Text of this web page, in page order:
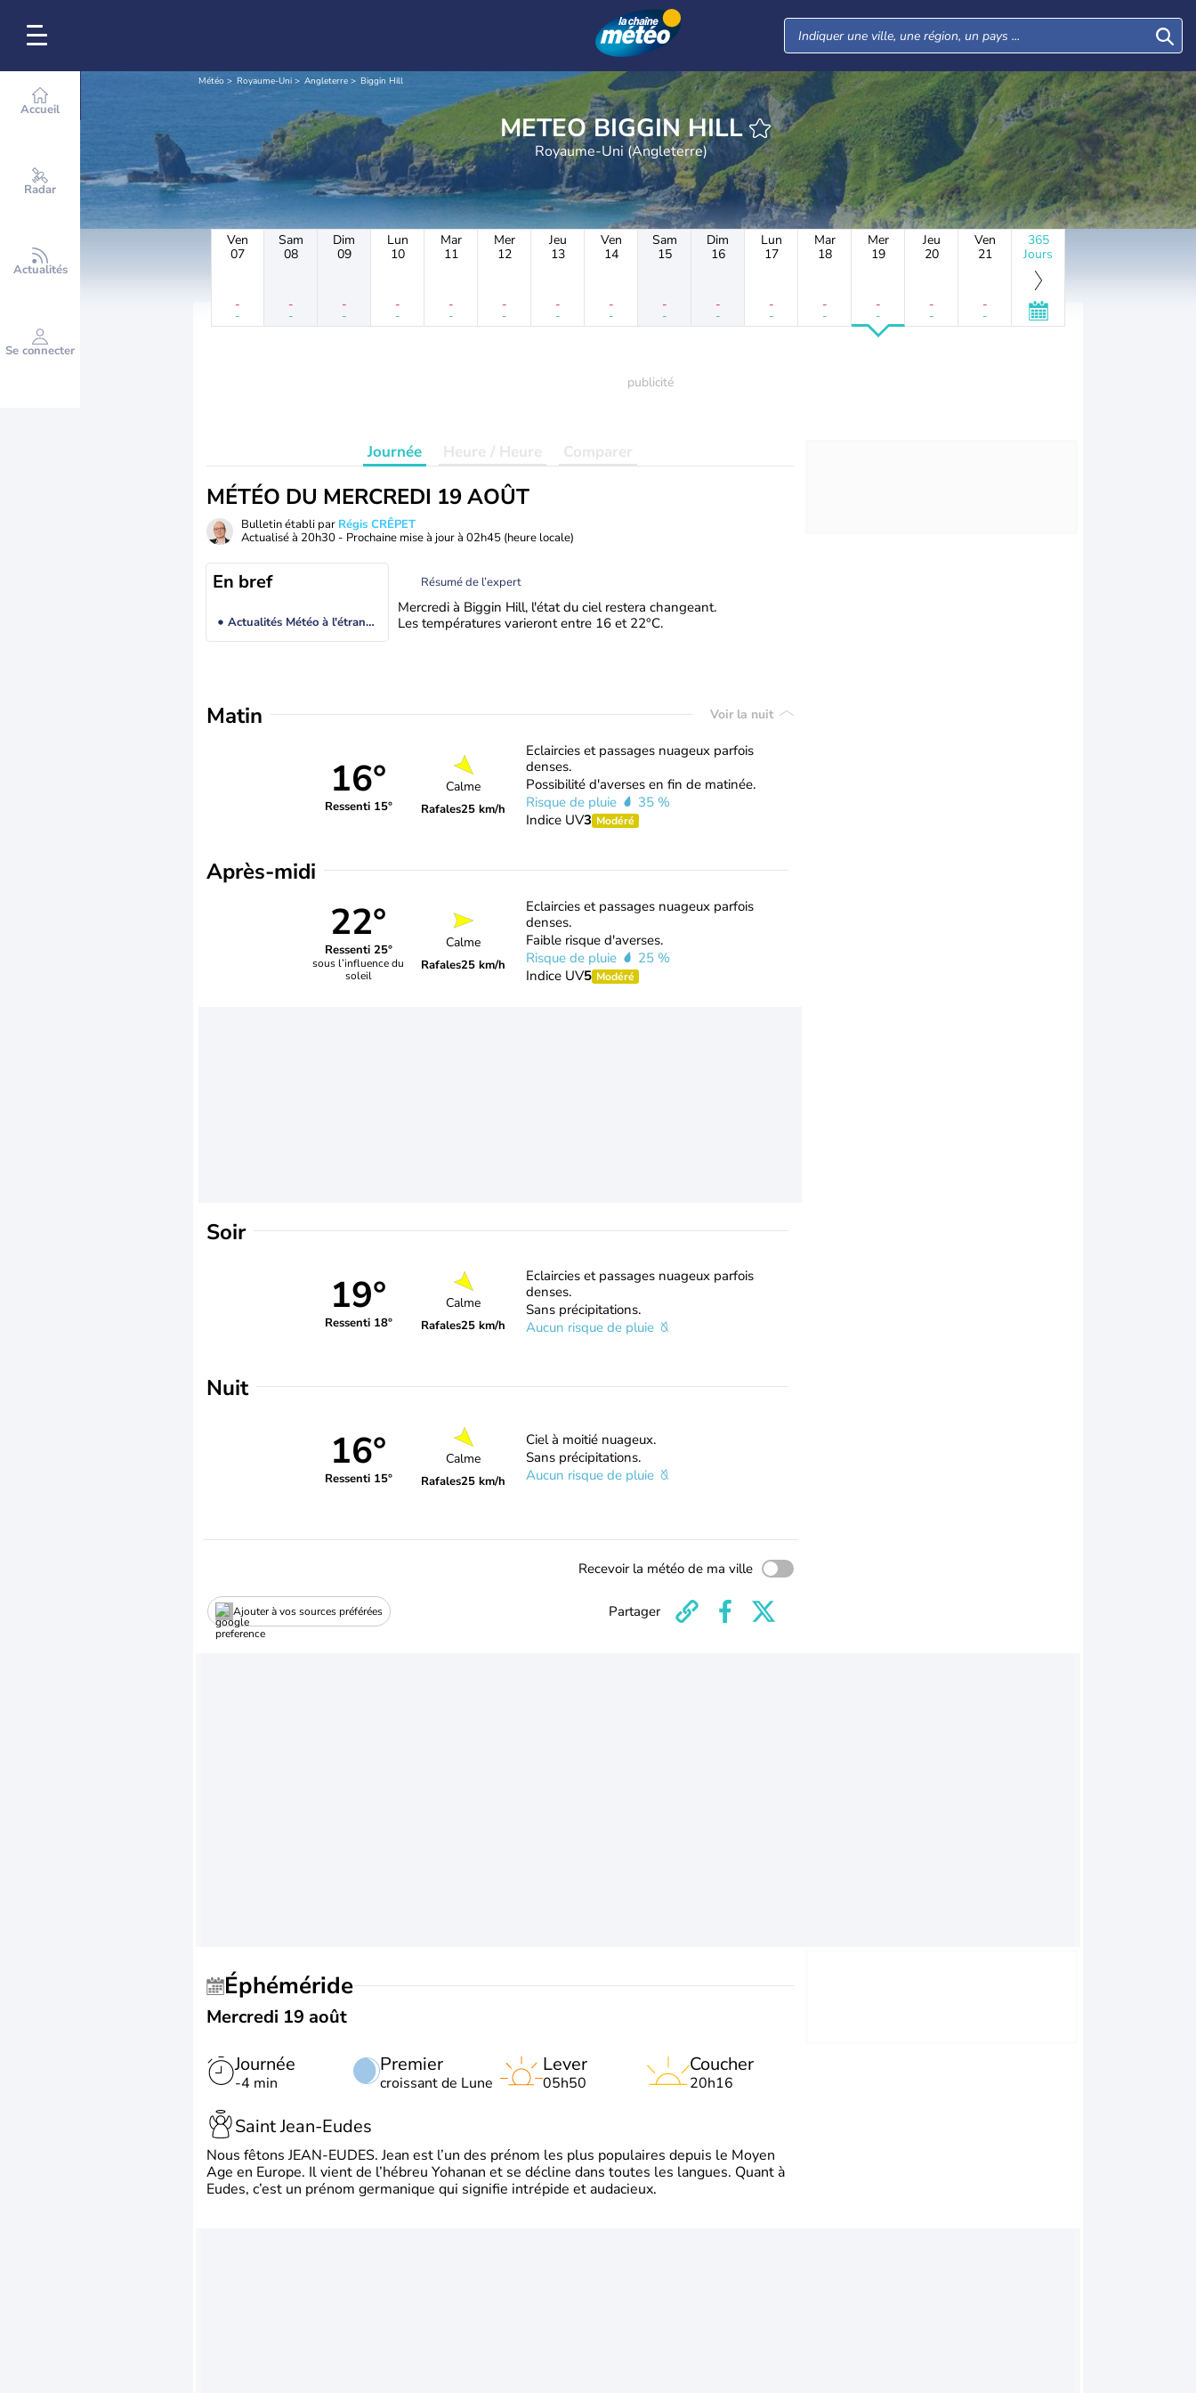
Accueil
Radar
Actualités
Se connecter
Météo Royaume-Uni Angleterre Biggin Hill
METEO BIGGIN HILL
Royaume-Uni (Angleterre)
Ven
07
-
-
Sam
08
-
-
Dim
09
-
-
Lun
10
-
-
Mar
11
-
-
Mer
12
-
-
Jeu
13
-
-
Ven
14
-
-
Sam
15
-
-
Dim
16
-
-
Lun
17
-
-
Mar
18
-
-
Mer
19
-
-
Jeu
20
-
-
Ven
21
-
-
365
Jours
Journée Heure / Heure Comparer
MÉTÉO DU MERCREDI 19 AOÛT
Bulletin établi par Régis CRÊPET
Actualisé à 20h30 - Prochaine mise à jour à 02h45 (heure locale)
En bref
Actualités Météo à l'étranger
Résumé de l’expert
Mercredi à Biggin Hill, l'état du ciel restera changeant.
Les températures varieront entre 16 et 22°C.
Matin Voir la nuit
16°
Ressenti 15°
Calme
Rafales25 km/h
Eclaircies et passages nuageux parfois
denses.
Possibilité d'averses en fin de matinée.
Risque de pluie
35 %
Indice UV3 Modéré
Après-midi
22°
Ressenti 25°
sous l’influence du
soleil
Calme
Rafales25 km/h
Eclaircies et passages nuageux parfois
denses.
Faible risque d'averses.
Risque de pluie
25 %
Indice UV5 Modéré
Soir
19°
Ressenti 18°
Calme
Rafales25 km/h
Eclaircies et passages nuageux parfois
denses.
Sans précipitations.
Aucun risque de pluie
Nuit
16°
Ressenti 15°
Calme
Rafales25 km/h
Ciel à moitié nuageux.
Sans précipitations.
Aucun risque de pluie
Recevoir la météo de ma ville
Ajouter à vos sources préférées Partager
Éphéméride
Mercredi 19 août
Journée
-4 min
Premier
croissant de Lune
Lever
05h50
Coucher
20h16
Saint Jean-Eudes
Nous fêtons JEAN-EUDES. Jean est l’un des prénom les plus populaires depuis le Moyen
Age en Europe. Il vient de l’hébreu Yohanan et se décline dans toutes les langues. Quant à
Eudes, c’est un prénom germanique qui signifie intrépide et audacieux.